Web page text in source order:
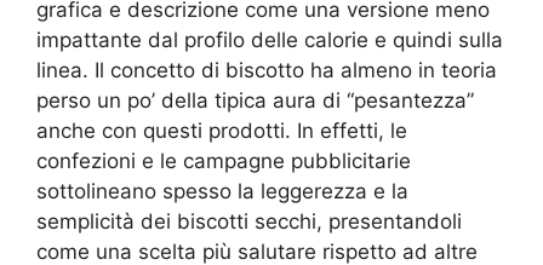
grafica e descrizione come una versione meno
impattante dal profilo delle calorie e quindi sulla
linea. Il concetto di biscotto ha almeno in teoria
perso un po’ della tipica aura di “pesantezza”
anche con questi prodotti. In effetti, le
confezioni e le campagne pubblicitarie
sottolineano spesso la leggerezza e la
semplicità dei biscotti secchi, presentandoli
come una scelta più salutare rispetto ad altre